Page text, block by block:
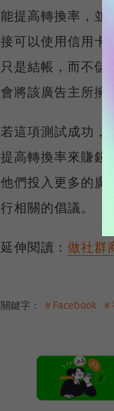
能提高轉換率，並
接可以使用信用卡
只是結帳，而不儲
會將該廣告主所擁
若這項測試成功，
提高轉換率來賺錢
他們投入更多的廣
行相關的倡議。
延伸閱讀： 做社群
關鍵字： ＃Facebook